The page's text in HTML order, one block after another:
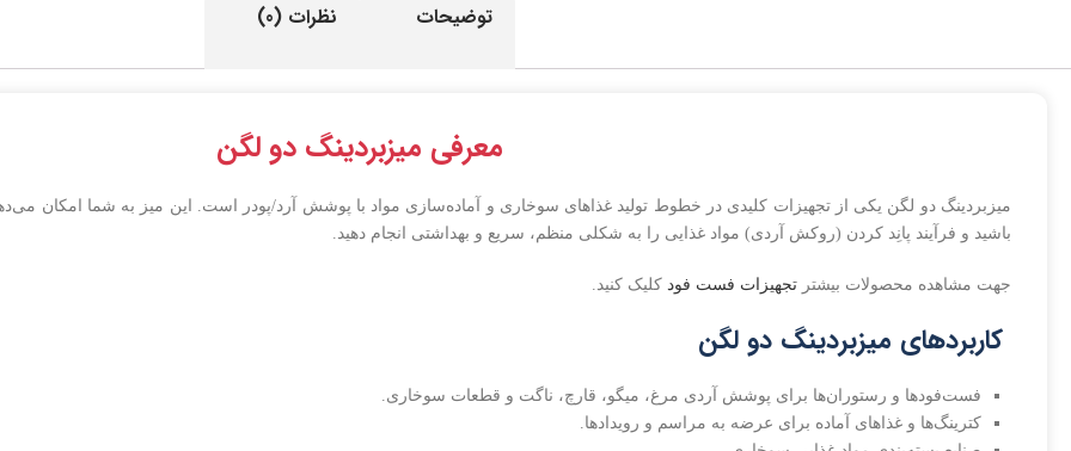
توضیحات نظرات (0)
معرفی میزبردینگ دو لگن
میزبردینگ دو لگن یکی از تجهیزات کلیدی در خطوط تولید غذاهای سوخاری و آماده‌سازی مواد با پوشش آرد/پودر است. این میز به شما امکان
باشید و فرآیند پانِد کردن (روکش آردی) مواد غذایی را به شکلی منظم، سریع و بهداشتی انجام دهید.
جهت مشاهده محصولات بیشتر تجهیزات فست فود کلیک کنید.
کاربردهای میزبردینگ دو لگن
فست‌فودها و رستوران‌ها برای پوشش آردی مرغ، میگو، قارچ، ناگت و قطعات سوخاری.
کترینگ‌ها و غذاهای آماده برای عرضه به مراسم و رویدادها.